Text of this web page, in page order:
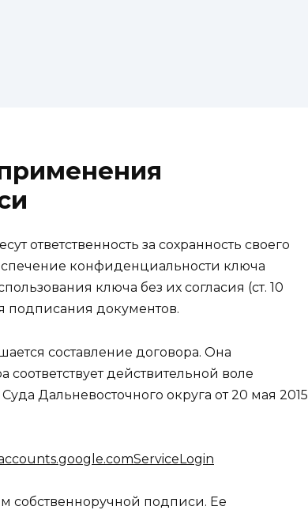
ответственность за сохранность своего
конфиденциальности ключа
ключа без их согласия (ст. 10
подписания документов.
составление договора. Она
действительной воле
Дальневосточного округа от 20 мая 2015
собственноручной подписи. Ее